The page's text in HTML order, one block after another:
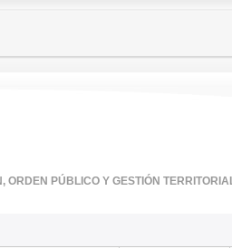
PÚBLICO Y GESTIÓN